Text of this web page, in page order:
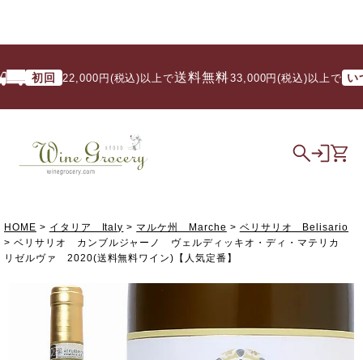
初回 22,000円(税込)以上で送料無料/ 33,000円(税込)以上で いつで
HOME イタリア Italy マルケ州 Marche
ベリサリオ Belisario
ベリサリオ カンブルジャーノ ヴェルディッキオ・ディ・マテリカ
リゼルヴァ 2020(送料無料ワイン)【人気定番】